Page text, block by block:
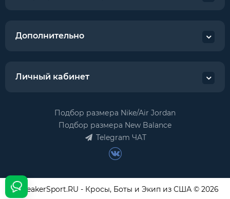
Дополнительно
Личный кабинет
Подбор размера Nike/Air Jordan
Подбор размера New Balance
Telegram ЧАТ
USneakerSport.RU - Кросы, Боты и Экип из США © 2026